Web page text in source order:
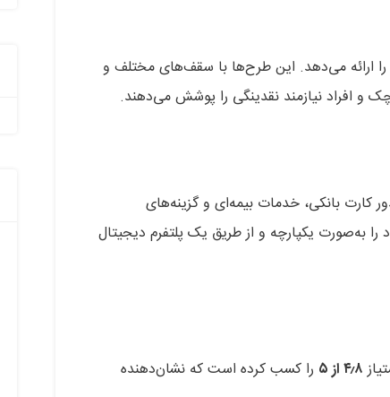
را ارائه می‌دهد. این طرح‌ها با سقف‌های مختلف و
و افراد نیازمند نقدینگی را پوشش می‌دهند.
کارت بانکی، خدمات بیمه‌ای و گزینه‌های
به‌صورت یکپارچه و از طریق یک پلتفرم دیجیتال
۴٫۸ از ۵
را کسب کرده است که نشان‌دهنده